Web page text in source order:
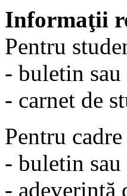
Informaţii
Pentru
- buletin
- carnet de
Pentru
- buletin
- adeverinţă